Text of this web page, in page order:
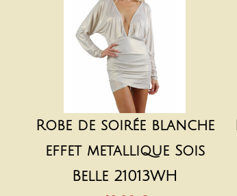
Robe de soirée blanche
effet metallique Sois
Belle 21013WH